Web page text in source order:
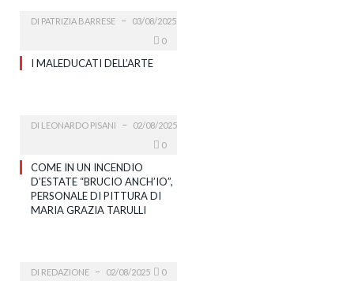
DI PATRIZIA BARRESE
03/08/2025
0
I MALEDUCATI DELL’ARTE
DI LEONARDO PISANI
02/08/2025
0
COME IN UN INCENDIO
D’ESTATE “BRUCIO ANCH’IO”,
PERSONALE DI PITTURA DI
MARIA GRAZIA TARULLI
DI REDAZIONE 02/08/2025 0